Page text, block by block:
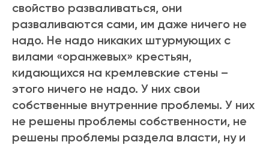
свойство разваливаться, они
разваливаются сами, им даже ничего не
надо. Не надо никаких штурмующих с
вилами «оранжевых» крестьян,
кидающихся на кремлевские стены –
этого ничего не надо. У них свои
собственные внутренние проблемы. У них
не решены проблемы собственности, не
решены проблемы раздела власти, ну и